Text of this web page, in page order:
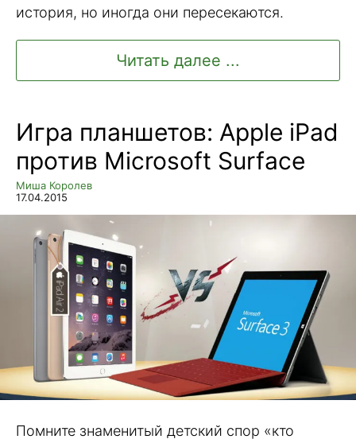
история, но иногда они пересекаются.
Читать далее ...
Игра планшетов: Apple iPad
против Microsoft Surface
Миша Королев
17.04.2015
Помните знаменитый детский спор «кто